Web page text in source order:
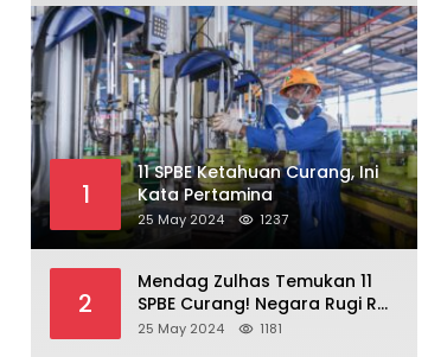
1
11 SPBE Ketahuan Curang, Ini
Kata Pertamina
25 May 2024 1237
2
Mendag Zulhas Temukan 11
SPBE Curang! Negara Rugi Rp
18,7 Miliar/ Tahun
25 May 2024 1181